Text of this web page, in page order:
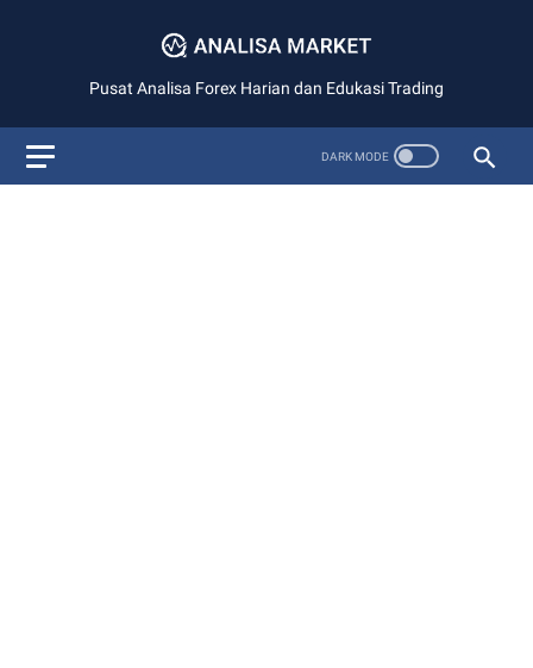
Pusat Analisa Forex Harian dan Edukasi Trading